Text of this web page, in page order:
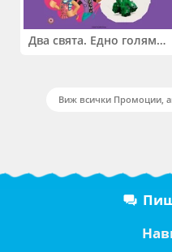
Два свята. Едно голямо приключение. Купи 2 продукта LEGO® Friends и/или LEGO® Minecraft и вземи -27%
Виж всички Промоции,